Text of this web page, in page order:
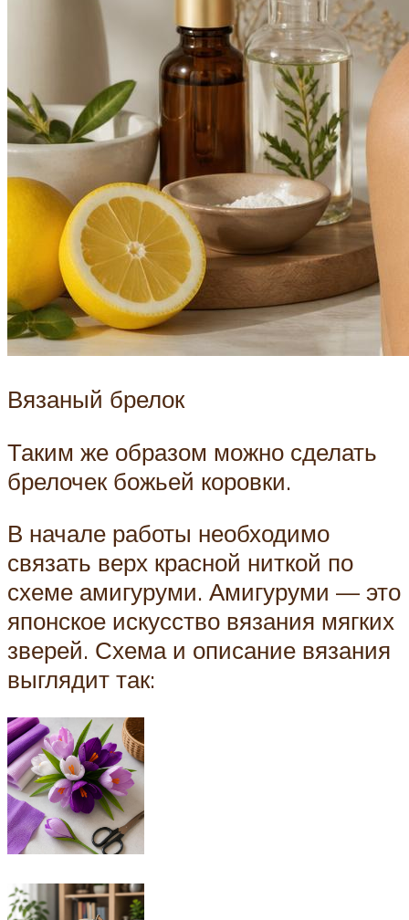
Вязаный брелок
Таким же образом можно сделать
брелочек божьей коровки.
В начале работы необходимо
связать верх красной ниткой по
схеме амигуруми. Амигуруми — это
японское искусство вязания мягких
зверей. Схема и описание вязания
выглядит так: